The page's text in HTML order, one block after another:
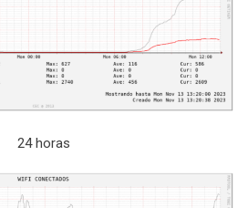
24 horas